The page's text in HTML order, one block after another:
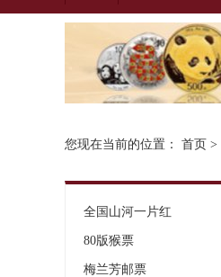
铜币
您现在当前的位置： 首页 >
全国山河一片红
80版猴票
梅兰芳邮票